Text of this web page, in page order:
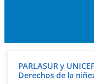
PARLASUR y
Derechos de la